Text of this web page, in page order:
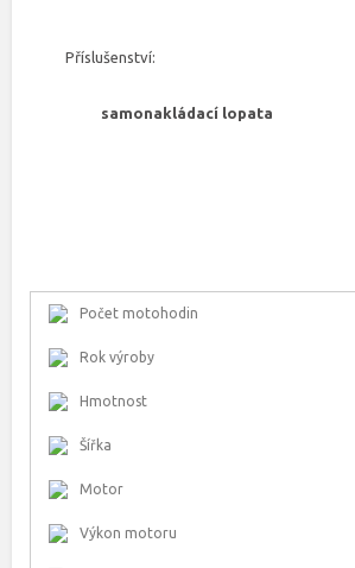
Příslušenství:
samonakládací lopata
Počet motohodin
Rok výroby
Hmotnost
Šířka
Motor
Výkon motoru